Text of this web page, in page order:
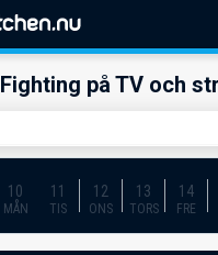
Fighting på TV och
10
MÅN
11
TIS
12
ONS
13
TORS
14
FRE